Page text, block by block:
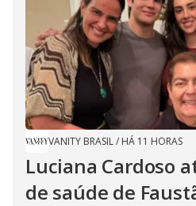
VANITY BRASIL/ HÁ 11 HORAS
Luciana Cardoso
de saúde de